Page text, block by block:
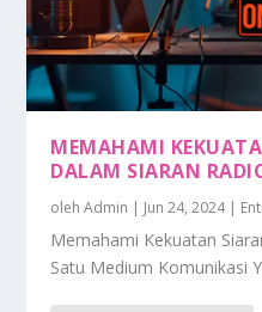
MEMAHAMI
DALAM SIARAN
olehAdmin | Jun 24, 2024|
Memahami Kekuatan
Satu Medium Komunikasi